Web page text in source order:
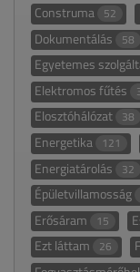
Construma 52
Dokumentálás 58
Egyetemes
Elektromos fűtés
Elosztóhálózat 38
Energetika 121
Energiatárolás 32
Épületvillamosság
Erősáram 15
Ezt láttam 26